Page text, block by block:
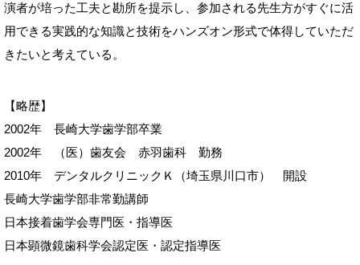
演者が培った工夫と勘所を提示し、参加される先生方がすぐに活
用できる実践的な知識と技術をハンズオン形式で体得していただ
きたいと考えている。
【略歴】
2002年 長崎大学歯学部卒業
2002年 （医）歯友会 赤羽歯科 勤務
2010年 デンタルクリニックＫ（埼玉県川口市） 開設
長崎大学歯学部非常勤講師
日本接着歯学会専門医・指導医
日本顕微鏡歯科学会認定医・認定指導医